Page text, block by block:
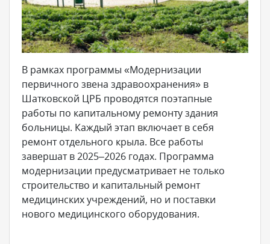
В рамках программы «Модернизации
первичного звена здравоохранения» в
Шатковской ЦРБ проводятся поэтапные
работы по капитальному ремонту здания
больницы. Каждый этап включает в себя
ремонт отдельного крыла. Все работы
завершат в 2025–2026 годах. Программа
модернизации предусматривает не только
строительство и капитальный ремонт
медицинских учреждений, но и поставки
нового медицинского оборудования.